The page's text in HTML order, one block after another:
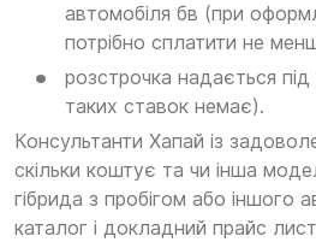
автомобіля бв (при
потрібно сплатити не
розстрочка надається
таких ставок немає).
Консультанти Хапай із
скільки коштує та чи інша
гібрида з пробігом або іншого
каталог і докладний прайс